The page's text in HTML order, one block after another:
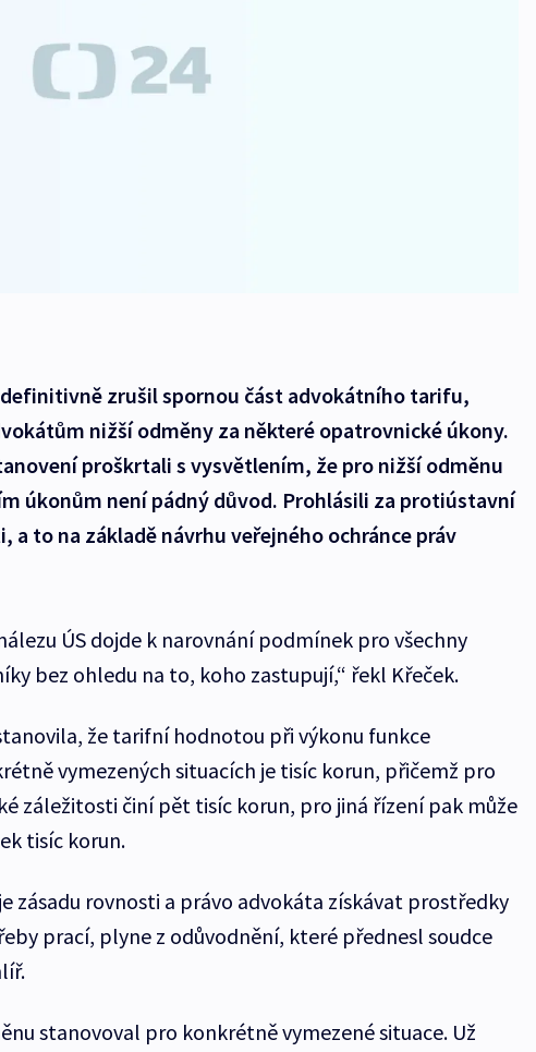
zrušil spornou část advokátního tarifu,
nižší odměny za některé opatrovnické úkony.
proškrtali s vysvětlením, že pro nižší odměnu
úkonům není pádný důvod. Prohlásili za protiústavní
a to na základě návrhu veřejného ochránce práv
ÚS dojde k narovnání podmínek pro všechny
bez ohledu na to, koho zastupují,“ řekl Křeček.
že tarifní hodnotou při výkonu funkce
vymezených situacích je tisíc korun, přičemž pro
záležitosti činí pět tisíc korun, pro jiná řízení pak může
tisíc korun.
zásadu rovnosti a právo advokáta získávat prostředky
prací, plyne z odůvodnění, které přednesl soudce
stanovoval pro konkrétně vymezené situace. Už